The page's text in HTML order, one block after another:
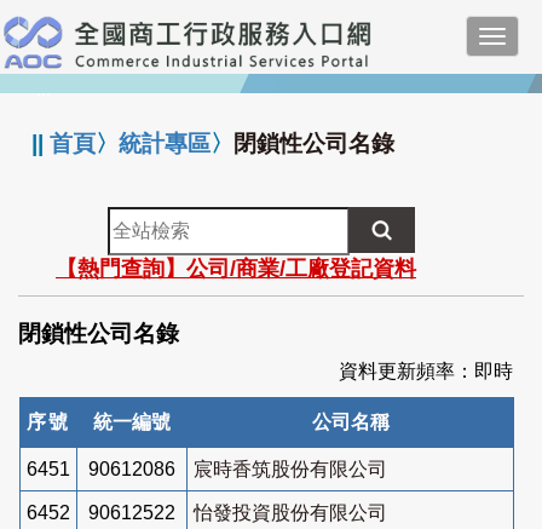
跳
到
主
要
:::
||首頁〉統計專區〉 閉鎖性公司名錄
全
站
檢
索
【熱門查詢】公司/商業/工廠登記資料
閉鎖性公司名錄
資料更新頻率：即時
序號 統一編號 公司名稱
6451 90612086 宸時香筑股份有限公司
6452 90612522 怡發投資股份有限公司